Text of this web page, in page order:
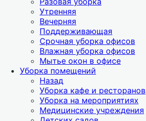
Утренняя
Вечерняя
Поддерживающая
Срочная уборка офисов
Влажная уборка офисов
Мытье окон в офисе
Уборка помещений
Назад
Уборка кафе и ресторанов
Уборка на мероприятиях
Медицинские учреждения